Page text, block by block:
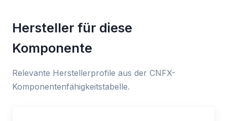
Hersteller für diese
Komponente
Relevante Herstellerprofile aus der CNFX-
Komponentenfähigkeitstabelle.